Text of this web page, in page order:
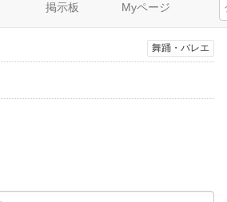
掲示板 Myページ
舞踊・バレエ